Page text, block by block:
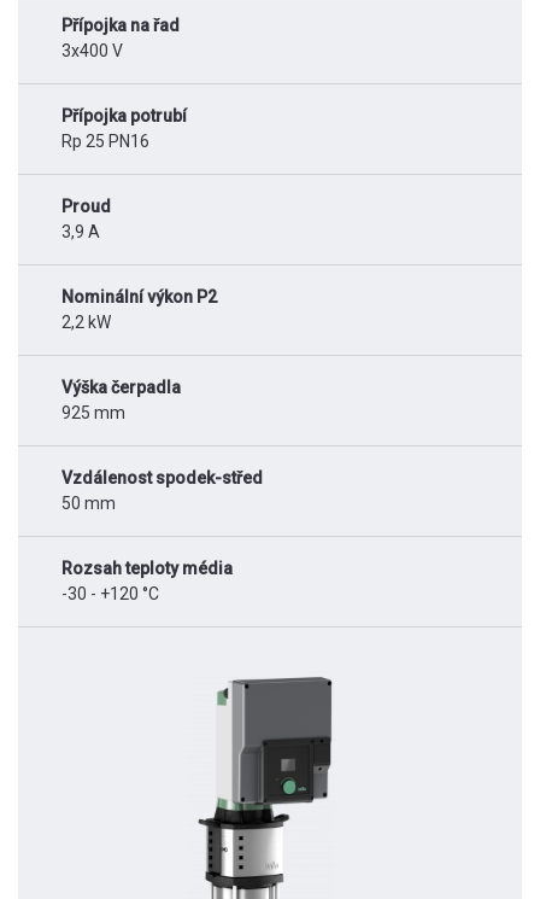
Přípojka na řad
3x400 V
Přípojka potrubí
Rp 25 PN16
Proud
3,9 A
Nominální výkon P2
2,2 kW
Výška čerpadla
925 mm
Vzdálenost spodek-střed
50 mm
Rozsah teploty média
-30 - +120 °C